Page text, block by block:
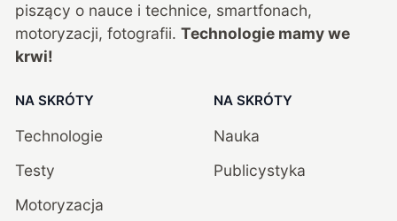
piszący o nauce i technice, smartfonach,
motoryzacji, fotografii. Technologie mamy we
krwi!
NA SKRÓTY
Technologie
Testy
Motoryzacja
NA SKRÓTY
Nauka
Publicystyka